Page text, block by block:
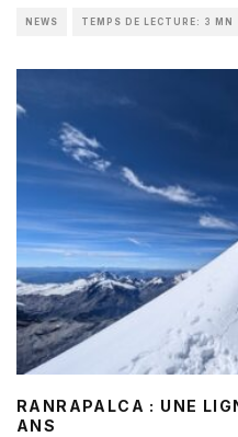
NEWS TEMPS DE LECTURE: 3 MN
RANRAPALCA : UNE
ANS